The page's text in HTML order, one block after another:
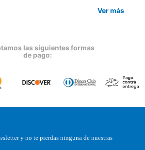
Ver más
las siguientes formas
de pago:
y no te pierdas ninguna de nuestras